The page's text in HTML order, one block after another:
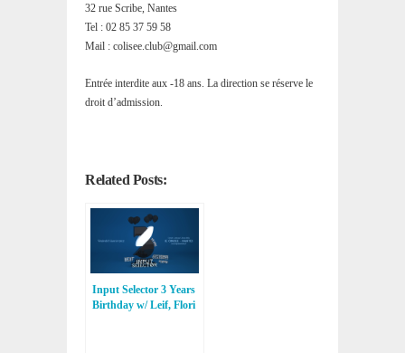
32 rue Scribe, Nantes
Tel : 02 85 37 59 58
Mail : colisee.club@gmail.com
Entrée interdite aux -18 ans. La direction se réserve le
droit d’admission.
Related Posts:
Input Selector 3 Years
Birthday w/ Leif, Flori